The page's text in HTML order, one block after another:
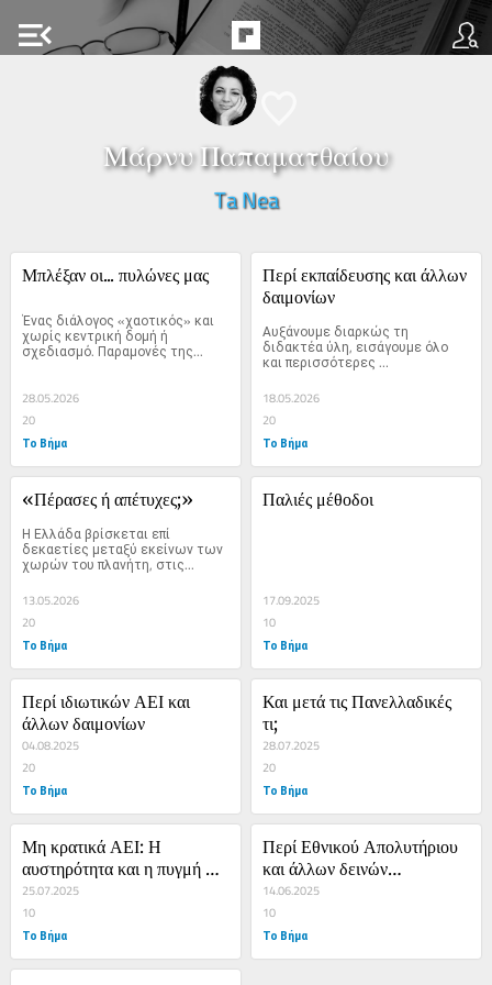
menu_open
Μάρνυ Παπαματθαίου
Ta Nea
Μπλέξαν οι... πυλώνες μας
Ένας διάλογος «χαοτικός» και
χωρίς κεντρική δομή ή
σχεδιασμό. Παραμονές της...
28.05.2026
20
Το Βήμα
Περί εκπαίδευσης και άλλων
δαιμονίων
Αυξάνουμε διαρκώς τη
διδακτέα ύλη, εισάγουμε όλο
και περισσότερες
αξιολογήσεις,...
18.05.2026
20
Το Βήμα
«Πέρασες ή απέτυχες;»
Η Ελλάδα βρίσκεται επί
δεκαετίες μεταξύ εκείνων των
χωρών του πλανήτη, στις...
13.05.2026
20
Το Βήμα
Παλιές μέθοδοι
17.09.2025
10
Το Βήμα
Περί ιδιωτικών ΑΕΙ και
άλλων δαιμονίων
04.08.2025
20
Το Βήμα
Και μετά τις Πανελλαδικές
τι;
28.07.2025
20
Το Βήμα
Μη κρατικά ΑΕΙ: Η
αυστηρότητα και η πυγμή
του Κράτους
25.07.2025
10
Το Βήμα
Περί Εθνικού Απολυτήριου
και άλλων δεινών…
14.06.2025
10
Το Βήμα